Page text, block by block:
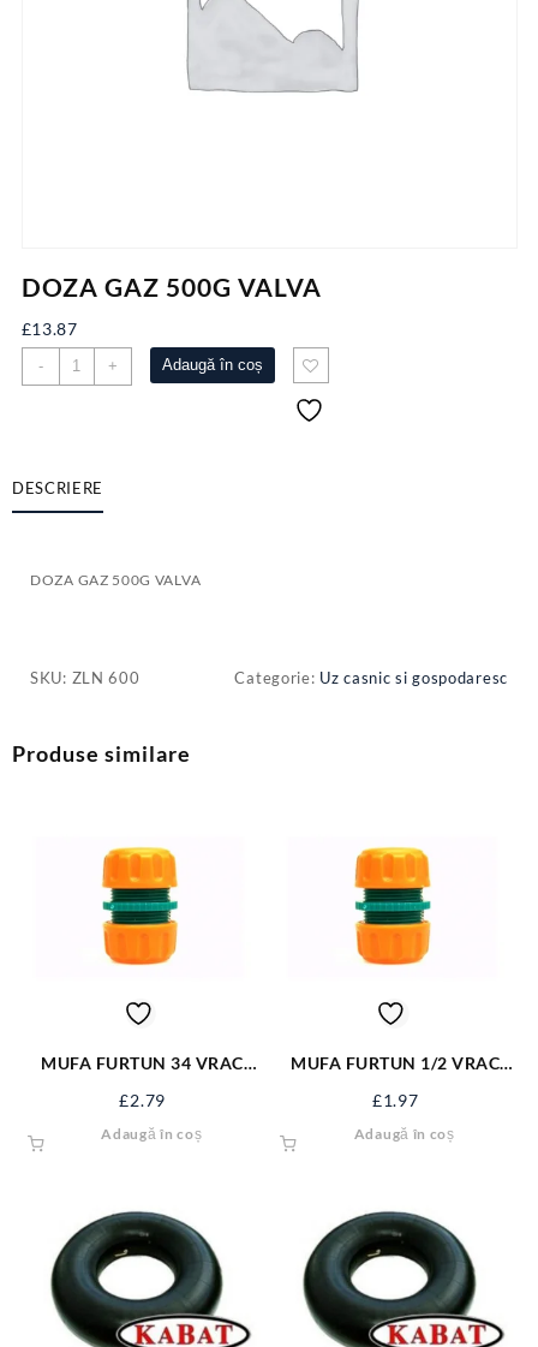
DOZA GAZ 500G VALVA
£13.87
-
Cantitate
DOZA
+ Adaugă în coș
DESCRIERE
DOZA GAZ 500G VALVA
SKU: ZLN 600 Categorie: Uz casnic si gospodaresc
Produse similare
MUFA FURTUN 34 VRAC
£2.79
Adaugă în coș
MUFA FURTUN 1/2 VRAC
£1.97
Adaugă în coș